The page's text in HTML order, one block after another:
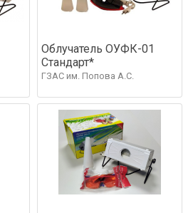
Облучатель ОУФК-01
Стандарт*
ГЗАС им. Попова А.С.